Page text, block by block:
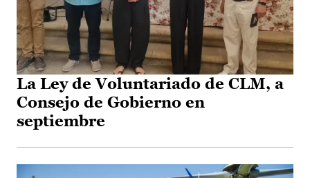
La Ley de Voluntariado de CLM, a
Consejo de Gobierno en
septiembre